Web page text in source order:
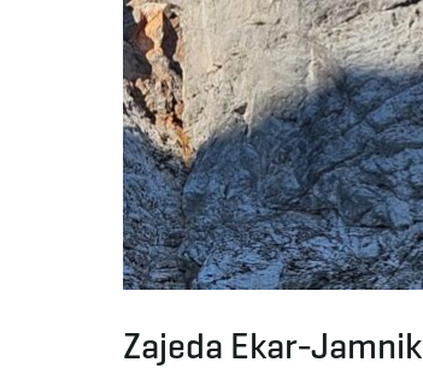
Zajeda Ekar-Jamnik